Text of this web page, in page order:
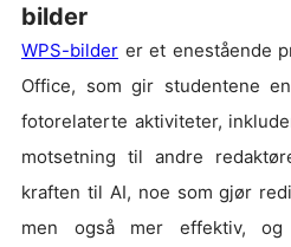
bilder
WPS-bilder er et enestående
Office, som gir studentene
fotorelaterte aktiviteter,
motsetning til andre
kraften til AI, noe som gjør
men også mer effektiv,